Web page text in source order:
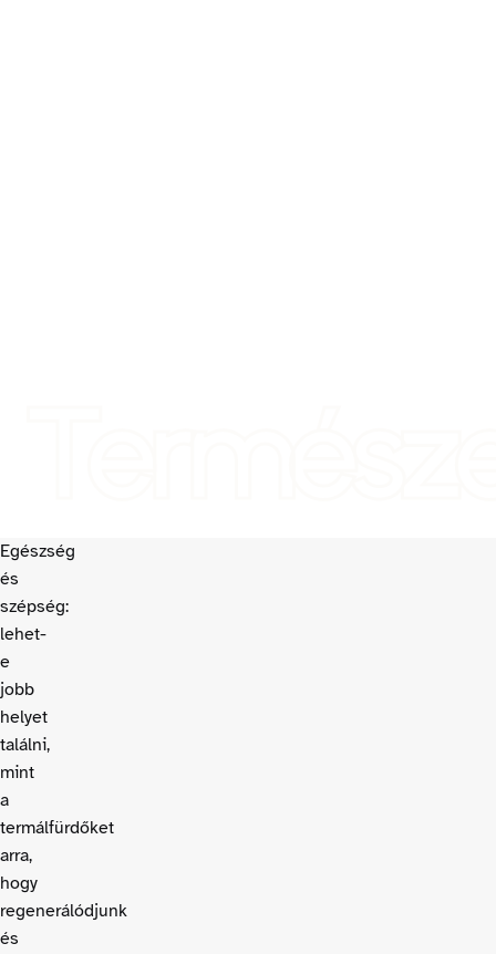
Egészség
és
szépség:
lehet-
e
jobb
helyet
találni,
mint
a
termálfürdőket
arra,
hogy
regenerálódjunk
és